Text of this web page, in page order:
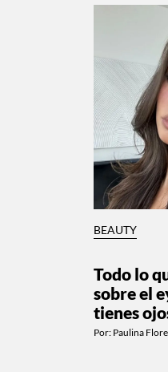
BEAUTY
Todo lo
sobre el
tienes
Por: Paulina